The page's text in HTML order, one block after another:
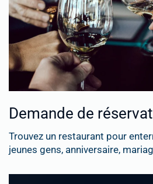
Demande de
Trouvez un restaurant pour
jeunes gens, anniversaire,